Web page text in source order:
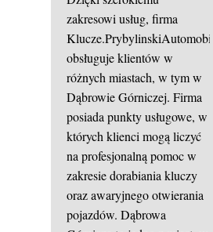
zakresowi usług, firma
Klucze.PrybylinskiAutomobile
obsługuje klientów w
różnych miastach, w tym w
Dąbrowie Górniczej. Firma
posiada punkty usługowe, w
których klienci mogą liczyć
na profesjonalną pomoc w
zakresie dorabiania kluczy
oraz awaryjnego otwierania
pojazdów. Dąbrowa